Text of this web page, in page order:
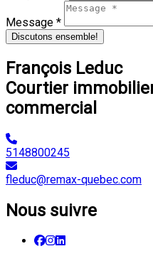
Message *
Discutons ensemble!
François Leduc
Courtier
commercial
5148800245
fleduc@remax-quebec.com
Nous suivre